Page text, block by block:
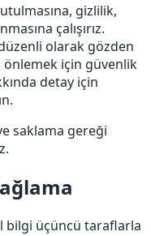
gizlilik,
çalışırız.
olarak gözden
önlemek için güvenlik
detay için
saklama gereği
bilgi üçüncü taraflarla